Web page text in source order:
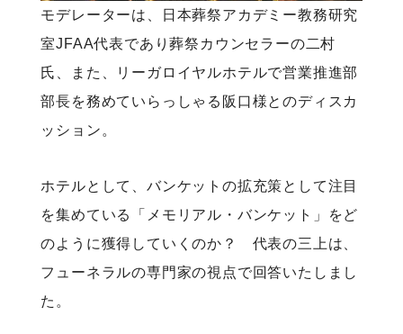
モデレーターは、日本葬祭アカデミー教務研究
室JFAA代表であり葬祭カウンセラーの二村
氏、また、リーガロイヤルホテルで営業推進部
部長を務めていらっしゃる阪口様とのディスカ
ッション。
ホテルとして、バンケットの拡充策として注目
を集めている「メモリアル・バンケット」をど
のように獲得していくのか？ 代表の三上は、
フューネラルの専門家の視点で回答いたしまし
た。